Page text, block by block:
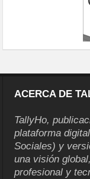
ACERCA DE
TallyHo,
plataforma
Sociales) y
una visión
profesional y